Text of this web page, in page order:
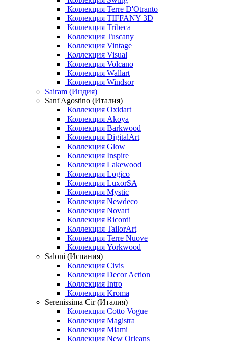
Коллекция Terre D'Otranto
Коллекция TIFFANY 3D
Коллекция Tribeca
Коллекция Tuscany
Коллекция Vintage
Коллекция Visual
Коллекция Volcano
Коллекция Wallart
Коллекция Windsor
Sairam (Индия)
Sant'Agostino (Италия)
Коллекция Oxidart
Коллекция Akoya
Коллекция Barkwood
Коллекция DigitalArt
Коллекция Glow
Коллекция Inspire
Коллекция Lakewood
Коллекция Logico
Коллекция LuxorSA
Коллекция Mystic
Коллекция Newdeco
Коллекция Novart
Коллекция Ricordi
Коллекция TailorArt
Коллекция Terre Nuove
Коллекция Yorkwood
Saloni (Испания)
Коллекция Civis
Коллекция Decor Action
Коллекция Intro
Коллекция Kroma
Serenissima Cir (Италия)
Коллекция Cotto Vogue
Коллекция Magistra
Коллекция Miami
Коллекция New Orleans